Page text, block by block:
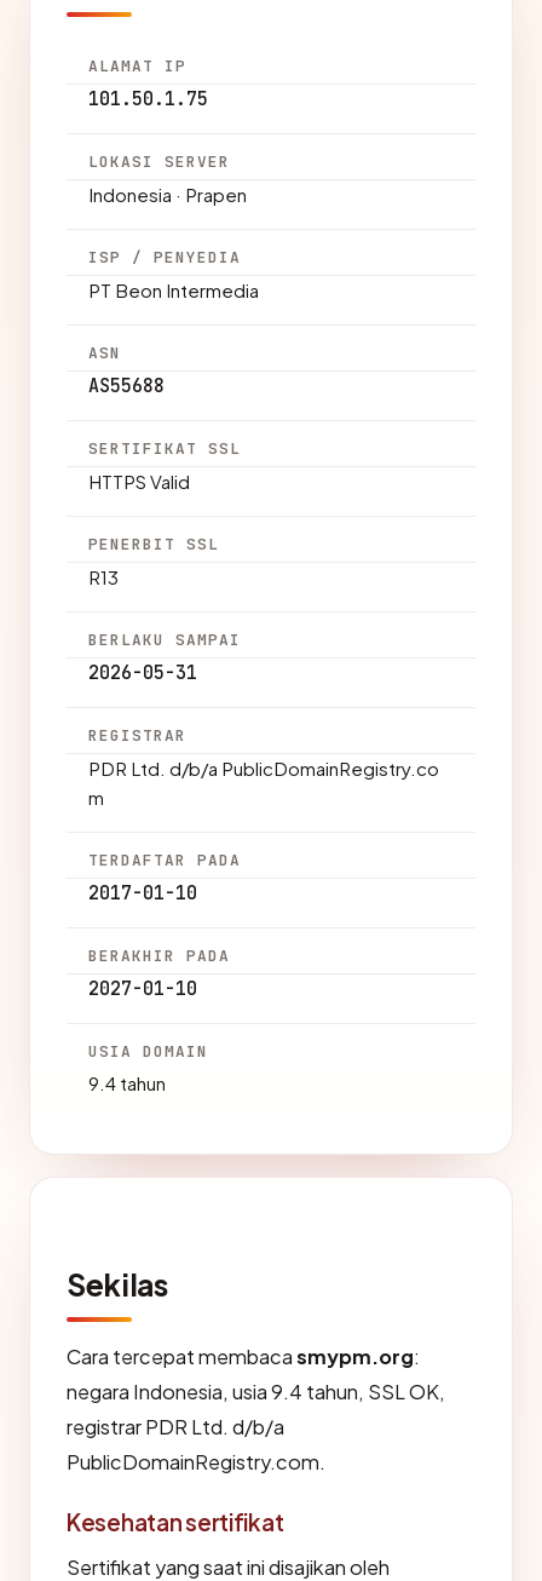
ALAMAT IP
101.50.1.75
LOKASI SERVER
Indonesia · Prapen
ISP / PENYEDIA
PT Beon Intermedia
ASN
AS55688
SERTIFIKAT SSL
HTTPS Valid
PENERBIT SSL
R13
BERLAKU SAMPAI
2026-05-31
REGISTRAR
PDR Ltd. d/b/a PublicDomainRegistry.co
m
TERDAFTAR PADA
2017-01-10
BERAKHIR PADA
2027-01-10
USIA DOMAIN
9.4 tahun
Sekilas
Cara tercepat membacasmypm.org:
negara Indonesia, usia 9.4 tahun, SSL OK,
registrar PDR Ltd. d/b/a
PublicDomainRegistry.com.
Kesehatan sertifikat
Sertifikat yang saat ini disajikan oleh